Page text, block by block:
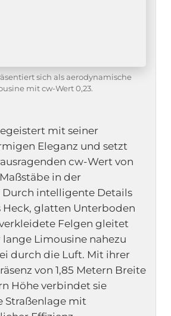
sich als aerodynamische
mit cw-Wert 0,23.
mit seiner
Eleganz und setzt
cw-Wert von
in der
intelligente Details
Heck, glatten Unterboden
Felgen gleitet
lange Limousine nahezu
durch die Luft. Mit ihrer
von 1,85 Metern Breite
Höhe verbindet sie
Straßenlage mit